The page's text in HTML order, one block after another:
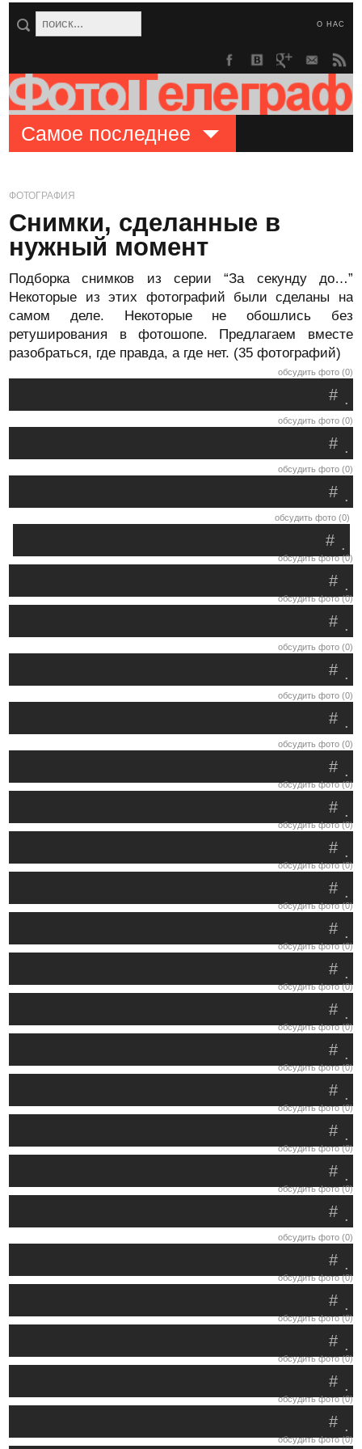
О НАС
Самое последнее
ФОТОГРАФИЯ
Снимки, сделанные в
нужный момент
Подборка снимков из серии “За секунду до…”
Некоторые из этих фотографий были сделаны на
самом деле. Некоторые не обошлись без
ретуширования в фотошопе. Предлагаем вместе
разобраться, где правда, а где нет. (35 фотографий)
обсудить фото (0)
.
#
обсудить фото (0)
.
#
обсудить фото (0)
.
#
обсудить фото (0)
.
#
обсудить фото (0)
.
#
обсудить фото (0)
.
#
обсудить фото (0)
.
#
обсудить фото (0)
.
#
обсудить фото (0)
.
#
обсудить фото (0)
.
#
обсудить фото (0)
.
#
обсудить фото (0)
.
#
обсудить фото (0)
.
#
обсудить фото (0)
.
#
обсудить фото (0)
.
#
обсудить фото (0)
.
#
обсудить фото (0)
.
#
обсудить фото (0)
.
#
обсудить фото (0)
.
#
обсудить фото (0)
.
#
обсудить фото (0)
.
#
обсудить фото (0)
.
#
обсудить фото (0)
.
#
обсудить фото (0)
.
#
обсудить фото (0)
.
#
обсудить фото (0)